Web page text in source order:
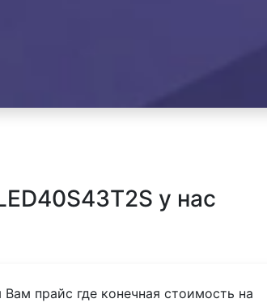
у нас
прайс где конечная стоимость на